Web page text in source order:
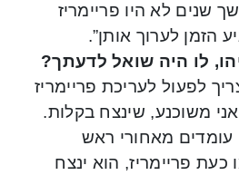
שנים לא היו פריימריז
הזמן לערוך אותן”.
לו היה שואל לדעתך?
לפעול לעריכת פריימריז
משוכנע, שינצח בקלות.
עומדים מאחורי ראש
פריימריז, הוא ינצח